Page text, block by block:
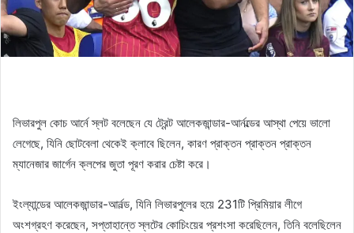
লিভারপুল কোচ আর্নে স্লট বলেছেন যে ট্রেন্ট আলেকজান্ডার-আর্নল্ডের আস্থা পেয়ে ভালো
লেগেছে, যিনি ছোটবেলা থেকেই ক্লাবে ছিলেন, কারণ প্রাক্তন প্রাক্তন প্রাক্তন
ম্যানেজার জার্গেন ক্লপের জুতা পূরণ করার চেষ্টা করে।
ইংল্যান্ডের আলেকজান্ডার-আর্নল্ড, যিনি লিভারপুলের হয়ে 231টি প্রিমিয়ার লীগে
অংশগ্রহণ করেছেন, সপ্তাহান্তে স্লটের কোচিংয়ের প্রশংসা করেছিলেন, তিনি বলেছিলেন